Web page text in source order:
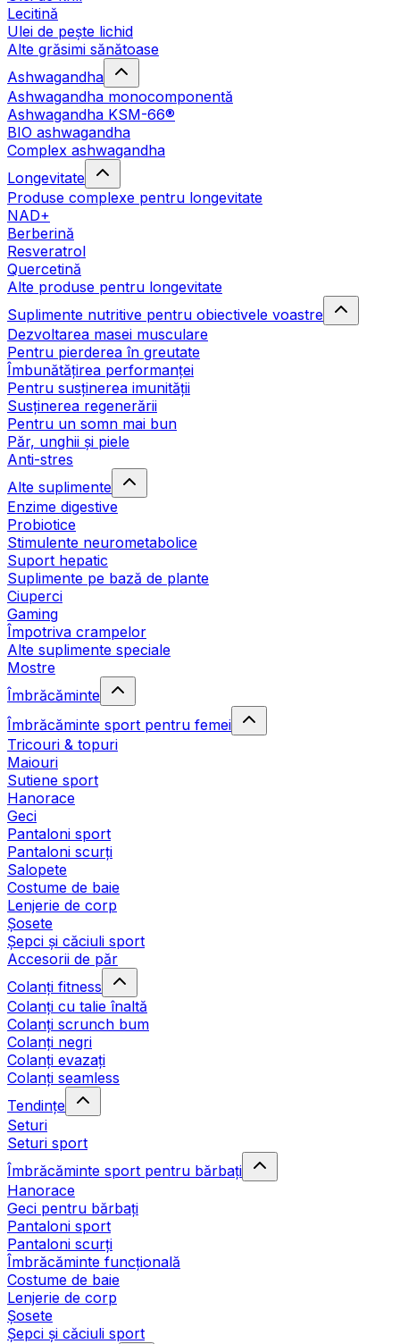
Lecitină
Ulei de pește lichid
Alte grăsimi sănătoase
Ashwagandha
Ashwagandha monocomponentă
Ashwagandha KSM-66®
BIO ashwagandha
Complex ashwagandha
Longevitate
Produse complexe pentru longevitate
NAD+
Berberină
Resveratrol
Quercetină
Alte produse pentru longevitate
Suplimente nutritive pentru obiectivele voastre
Dezvoltarea masei musculare
Pentru pierderea în greutate
Îmbunătățirea performanței
Pentru susținerea imunității
Susținerea regenerării
Pentru un somn mai bun
Păr, unghii și piele
Anti-stres
Alte suplimente
Enzime digestive
Probiotice
Stimulente neurometabolice
Suport hepatic
Suplimente pe bază de plante
Ciuperci
Gaming
Împotriva crampelor
Alte suplimente speciale
Mostre
Îmbrăcăminte
Îmbrăcăminte sport pentru femei
Tricouri & topuri
Maiouri
Sutiene sport
Hanorace
Geci
Pantaloni sport
Pantaloni scurți
Salopete
Costume de baie
Lenjerie de corp
Șosete
Șepci și căciuli sport
Accesorii de păr
Colanți fitness
Colanți cu talie înaltă
Colanți scrunch bum
Colanți negri
Colanți evazați
Colanți seamless
Tendințe
Seturi
Seturi sport
Îmbrăcăminte sport pentru bărbați
Hanorace
Geci pentru bărbați
Pantaloni sport
Pantaloni scurți
Îmbrăcăminte funcțională
Costume de baie
Lenjerie de corp
Șosete
Șepci și căciuli sport